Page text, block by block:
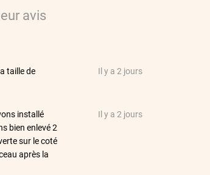
avis
taille de
Il y a 2 jours
installé
bien enlevé 2
sur le coté
après la
Il y a 2 jours